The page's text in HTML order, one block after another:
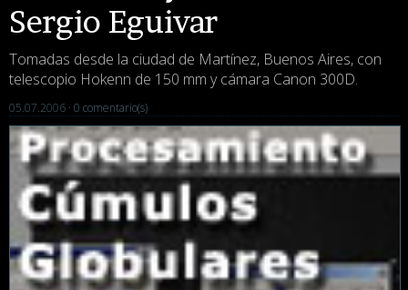
Sergio Eguivar
Tomadas desde la ciudad de Martínez, Buenos Aires, con
telescopio Hokenn de 150 mm y cámara Canon 300D.
05.07.2006 · 0 comentario(s)